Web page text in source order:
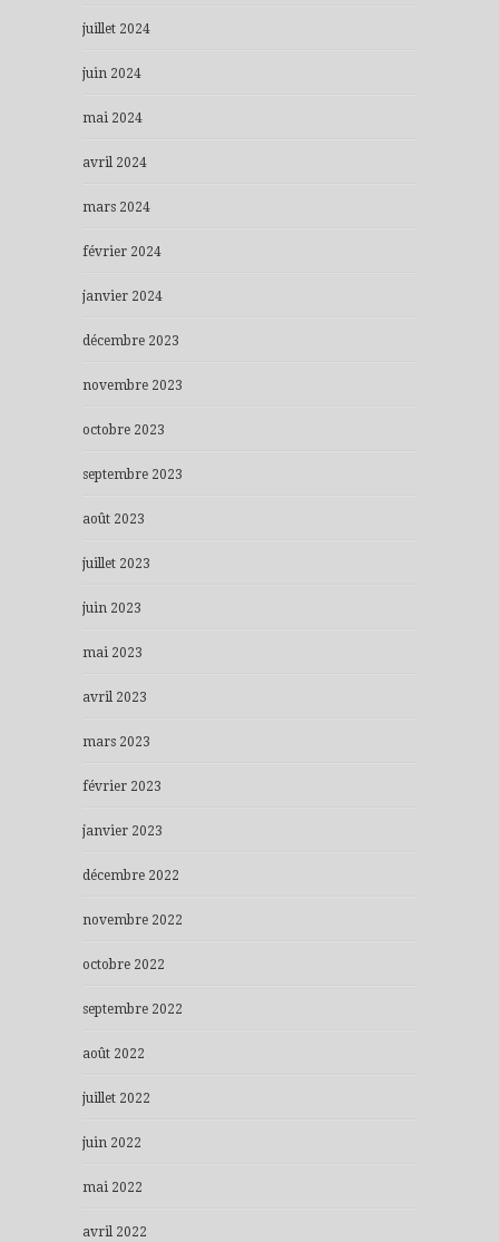
juillet 2024
juin 2024
mai 2024
avril 2024
mars 2024
février 2024
janvier 2024
décembre 2023
novembre 2023
octobre 2023
septembre 2023
août 2023
juillet 2023
juin 2023
mai 2023
avril 2023
mars 2023
février 2023
janvier 2023
décembre 2022
novembre 2022
octobre 2022
septembre 2022
août 2022
juillet 2022
juin 2022
mai 2022
avril 2022